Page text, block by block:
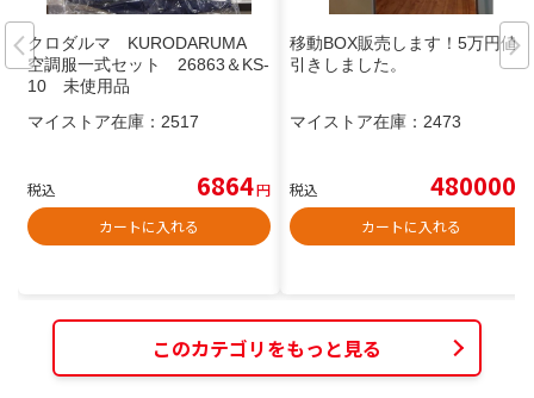
クロダルマ KURODARUMA
空調服一式セット 26863＆KS-
10 未使用品
マイストア在庫： 2517
税込 6864円
カートに入れる
移動BOX販売します！5万円値
引きしました。
マイストア在庫： 2473
税込 480000
カートに入れる
このカテゴリをもっと見る